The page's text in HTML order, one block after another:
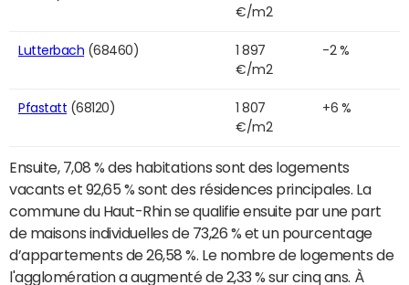
€/m2
Lutterbach (68460)
1 897
€/m2
-2 %
Pfastatt (68120)
1 807
€/m2
+6 %
Ensuite, 7,08 % des habitations sont des logements
vacants et 92,65 % sont des résidences principales. La
commune du Haut-Rhin se qualifie ensuite par une part
de maisons individuelles de 73,26 % et un pourcentage
d’appartements de 26,58 %. Le nombre de logements de
l'agglomération a augmenté de 2,33 % sur cinq ans. À